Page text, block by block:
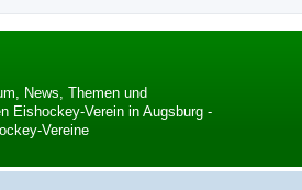
News, Themen und
Eishockey-Verein in Augsburg -
Vereine